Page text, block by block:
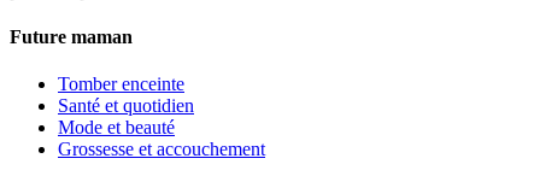
Future maman
Tomber enceinte
Santé et quotidien
Mode et beauté
Grossesse et accouchement